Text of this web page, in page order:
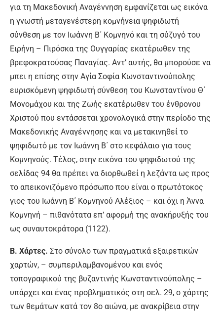
για τη Μακεδονική Αναγέννηση εμφανίζεται ως εικόνα
η γνωστή μεταγενέστερη κομνήνεια ψηφιδωτή
σύνθεση με τον Ιωάννη Β΄ Κομνηνό και τη σύζυγό του
Ειρήνη – Πιρόσκα της Ουγγαρίας εκατέρωθεν της
βρεφοκρατούσας Παναγίας. Αντ’ αυτής, θα μπορούσε να
μπει η επίσης στην Αγία Σοφία Κωνσταντινούπολης
ευρισκόμενη ψηφιδωτή σύνθεση του Κωνσταντίνου Θ΄
Μονομάχου και της Ζωής εκατέρωθεν του ένθρονου
Χριστού που εντάσσεται χρονολογικά στην περίοδο της
Μακεδονικής Αναγέννησης και να μετακινηθεί το
ψηφιδωτό με τον Ιωάννη Β΄ στο κεφάλαιο για τους
Κομνηνούς. Τέλος, στην εικόνα του ψηφιδωτού της
σελίδας 94 θα πρέπει να διορθωθεί η λεζάντα ως προς
το απεικονιζόμενο πρόσωπο που είναι ο πρωτότοκος
γιος του Ιωάννη Β΄ Κομνηνού Αλέξιος – και όχι η Άννα
Κομνηνή – πιθανότατα επ’ αφορμή της ανακήρυξής του
ως συναυτοκράτορα (1122).
Β. Χάρτες. Στο σύνολο των πραγματικά εξαιρετικών
χαρτών, – συμπεριλαμβανομένου και ενός
τοπογραφικού της βυζαντινής Κωνσταντινούπολης –
υπάρχει και ένας προβληματικός στη σελ. 29, ο χάρτης
των θεμάτων κατά τον 8ο αιώνα, με ανακρίβεια στην